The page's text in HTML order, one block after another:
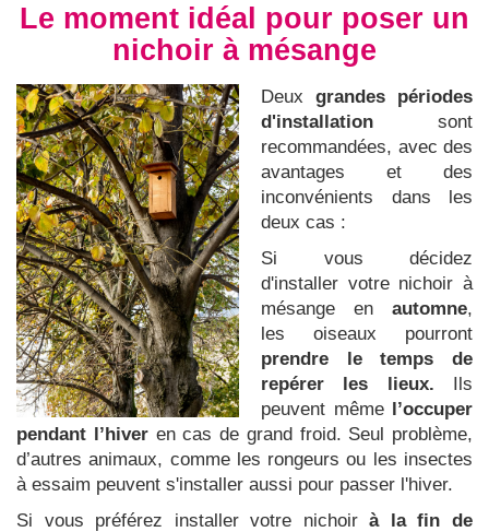
Le moment idéal pour poser un
nichoir à mésange
Deux grandes périodes
d'installation sont
recommandées, avec des
avantages et des
inconvénients dans les
deux cas :
Si vous décidez
d'installer votre nichoir à
mésange en automne,
les oiseaux pourront
prendre le temps de
repérer les lieux. Ils
peuvent même l’occuper
pendant l’hiveren cas de grand froid. Seul problème,
d’autres animaux, comme les rongeurs ou les insectes
à essaim peuvent s'installer aussi pour passer l'hiver.
Si vous préférez installer votre nichoirà la fin de